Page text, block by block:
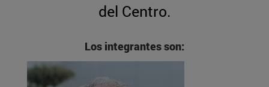
del Centro.
Los integrantes son: